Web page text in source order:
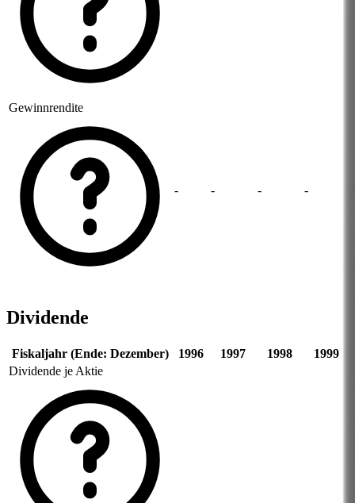
Gewinnrendite
- - - -
Dividende
Fiskaljahr (Ende: Dezember) 1996 1997 1998
1999
Dividende je Aktie